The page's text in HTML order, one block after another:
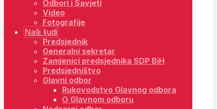
Odbori i Savjeti
Video
Fotografije
Naši ljudi
Predsjednik
Generalni sekretar
Zamjenici predsjednika SDP BiH
Predsjedništvo
Glavni odbor
Rukovodstvo Glavnog odbora
O Glavnom odboru